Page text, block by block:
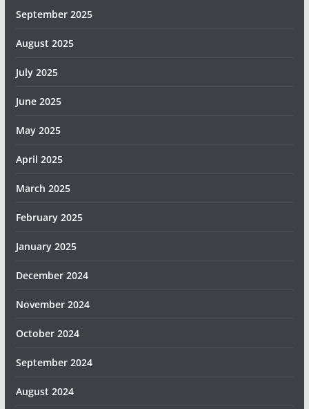
September 2025
August 2025
July 2025
June 2025
May 2025
April 2025
March 2025
February 2025
January 2025
December 2024
November 2024
October 2024
September 2024
August 2024